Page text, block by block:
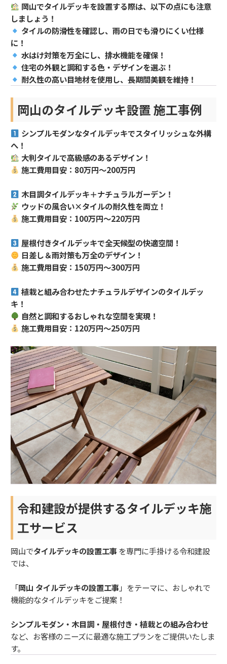
岡山でタイルデッキを設置する際は、以下の点にも注意
しましょう！
タイルの防滑性を確認し、雨の日でも滑りにくい仕様
に！
水はけ対策を万全にし、排水機能を確保！
住宅の外観と調和する色・デザインを選ぶ！
耐久性の高い目地材を使用し、長期間美観を維持！
岡山のタイルデッキ設置 施工事例
シンプルモダンなタイルデッキでスタイリッシュな外構
へ！
大判タイルで高級感のあるデザイン！
施工費用目安：80万円～200万円
木目調タイルデッキ＋ナチュラルガーデン！
ウッドの風合い×タイルの耐久性を両立！
施工費用目安：100万円～220万円
屋根付きタイルデッキで全天候型の快適空間！
日差し＆雨対策も万全のデザイン！
施工費用目安：150万円～300万円
植栽と組み合わせたナチュラルデザインのタイルデッ
キ！
自然と調和するおしゃれな空間を実現！
施工費用目安：120万円～250万円
令和建設が提供するタイルデッキ施
工サービス
岡山でタイルデッキの設置工事 を専門に手掛ける令和建設
では、
「岡山 タイルデッキの設置工事」をテーマに、おしゃれで
機能的なタイルデッキをご提案！
シンプルモダン・木目調・屋根付き・植栽との組み合わせ
など、お客様のニーズに最適な施工プランをご提供いたしま
す。